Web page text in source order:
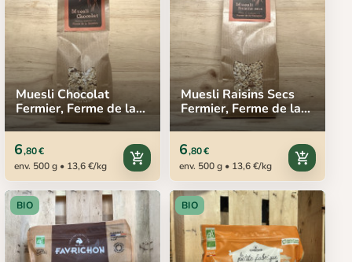
Muesli Chocolat
Fermier, Ferme de la
Garenne, 500 g
6,80 €
env. 500 g • 13,6 €/kg
add_shopping_cart
Muesli Raisins Secs
Fermier, Ferme de la
Garenne, 500 g
6,80 €
env. 500 g • 13,6 €/kg
add_shopping_cart
BIO BIO